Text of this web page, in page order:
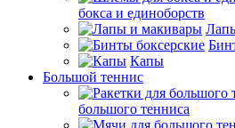
бокса и единоборств
Капы
Большой теннис
большого тенниса